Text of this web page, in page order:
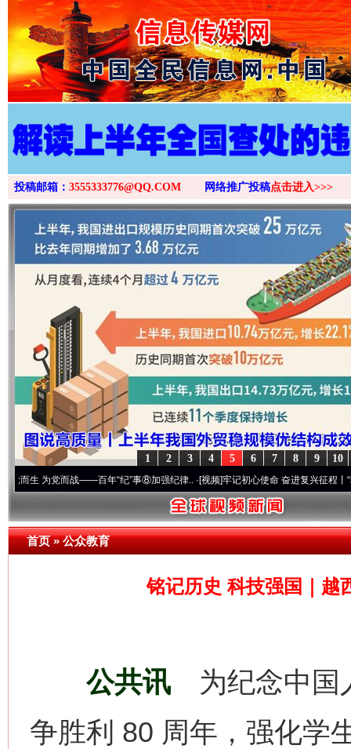
>
投稿邮箱： 3555333776@QQ.COM 网络推广投稿点击进入>>>
10
9
8
7
6
5
4
3
2
1
战——百年“纪”事⑧加强纪律..·[视频]牢记初心使命 奋进复兴征程丨“转折之城”激荡
首页»公众教育
铭记历史 科技强国｜越
公共讯 为纪念中国
争胜利 80 周年，强化学